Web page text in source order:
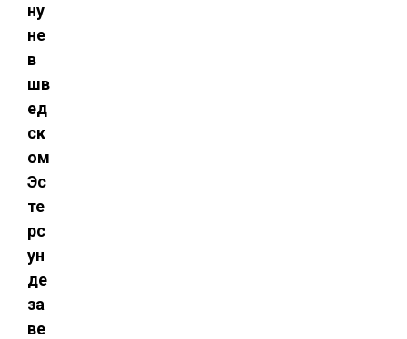
ну
не
в
шв
ед
ск
ом
Эс
те
рс
ун
де
за
ве